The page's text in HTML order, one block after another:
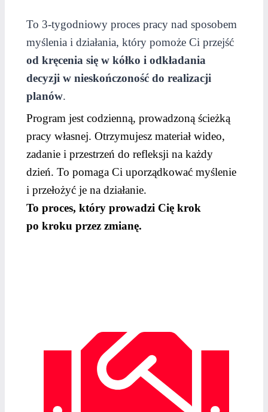
To 3-tygodniowy proces pracy nad sposobem
myślenia i działania, który pomoże Ci przejść
od kręcenia się w kółko i odkładania
decyzji w nieskończoność do realizacji
planów.
Program jest codzienną, prowadzoną ścieżką
pracy własnej. Otrzymujesz materiał wideo,
zadanie i przestrzeń do refleksji na każdy
dzień. To pomaga Ci uporządkować myślenie
i przełożyć je na działanie.
To proces, który prowadzi Cię krok
po kroku przez zmianę.